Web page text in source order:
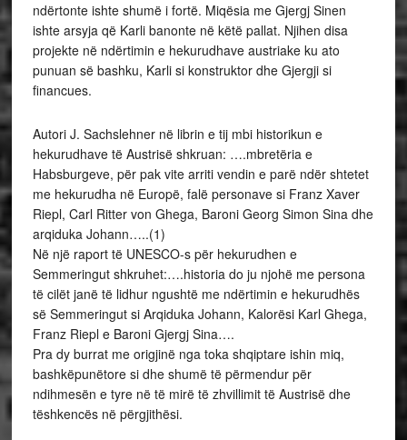
ndërtonte ishte shumë i fortë. Miqësia me Gjergj Sinen
ishte arsyja që Karli banonte në këtë pallat. Njihen disa
projekte në ndërtimin e hekurudhave austriake ku ato
punuan së bashku, Karli si konstruktor dhe Gjergji si
financues.
Autori J. Sachslehner në librin e tij mbi historikun e
hekurudhave të Austrisë shkruan: ….mbretëria e
Habsburgeve, për pak vite arriti vendin e parë ndër shtetet
me hekurudha në Europë, falë personave si Franz Xaver
Riepl, Carl Ritter von Ghega, Baroni Georg Simon Sina dhe
arqiduka Johann…..(1)
Në një raport të UNESCO-s për hekurudhen e
Semmeringut shkruhet:….historia do ju njohë me persona
të cilët janë të lidhur ngushtë me ndërtimin e hekurudhës
së Semmeringut si Arqiduka Johann, Kalorësi Karl Ghega,
Franz Riepl e Baroni Gjergj Sina….
Pra dy burrat me origjinë nga toka shqiptare ishin miq,
bashkëpunëtore si dhe shumë të përmendur për
ndihmesën e tyre në të mirë të zhvillimit të Austrisë dhe
tëshkencës në përgjithësi.